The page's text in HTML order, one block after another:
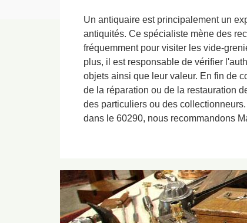
Un antiquaire est principalement un
antiquités. Ce spécialiste mène des
fréquemment pour visiter les vide-
plus, il est responsable de vérifier
objets ainsi que leur valeur. En fin de
de la réparation ou de la restauration
des particuliers ou des
dans le 60290, nous recommandons